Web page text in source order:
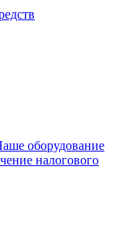
оборудование
налогового